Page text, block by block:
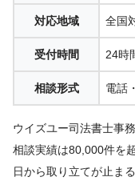
対応地域 全国
受付時間 24時
相談形式 電話
ウイズユー司法書士事
相談実績は80,000件を
日から取り立てが止ま